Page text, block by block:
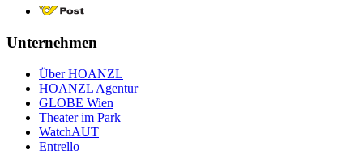
Unternehmen
Über HOANZL
HOANZL Agentur
GLOBE Wien
Theater im Park
WatchAUT
Entrello